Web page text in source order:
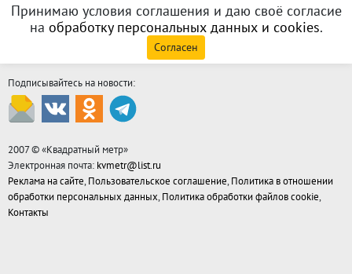
Принимаю условия соглашения и даю своё согласие
на обработку персональных данных и cookies.
Согласен
Подписывайтесь на новости:
2007 © «Квадратный метр»
Электронная почта: kvmetr@list.ru
Реклама на сайте, Пользовательское соглашение, Политика в отношении
обработки персональных данных, Политика обработки файлов cookie,
Контакты